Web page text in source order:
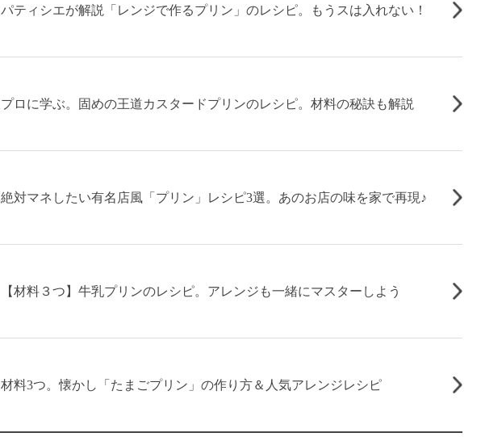
パティシエが解説「レンジで作るプリン」のレシピ。もうスは入れない！
プロに学ぶ。固めの王道カスタードプリンのレシピ。材料の秘訣も解説
絶対マネしたい有名店風「プリン」レシピ3選。あのお店の味を家で再現♪
【材料３つ】牛乳プリンのレシピ。アレンジも一緒にマスターしよう
材料3つ。懐かし「たまごプリン」の作り方＆人気アレンジレシピ